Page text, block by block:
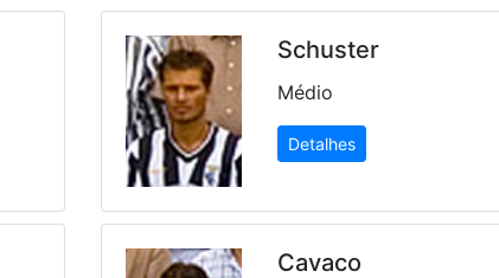
Schuster
Médio
Detalhes
Cavaco